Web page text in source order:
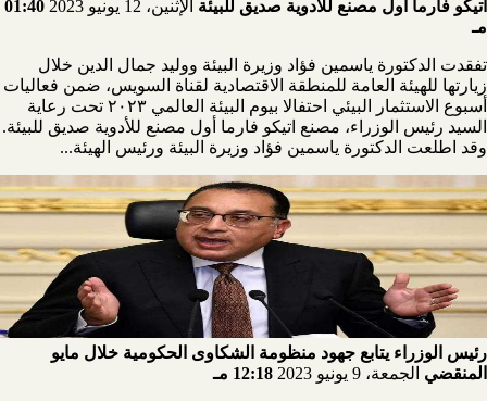
اتيكو فارما أول مصنع للأدوية صديق للبيئة الإثنين، 12 يونيو 2023
01:40
مـ
تفقدت الدكتورة ياسمين فؤاد وزيرة البيئة ووليد جمال الدين خلال
زيارتها للهيئة العامة للمنطقة الاقتصادية لقناة السويس، ضمن فعاليات
أسبوع الاستثمار البيئي احتفالا بيوم البيئة العالمي ٢٠٢٣ تحت رعاية
السيد رئيس الوزراء، مصنع اتيكو فارما أول مصنع للأدوية صديق للبيئة.
وقد اطلعت الدكتورة ياسمين فؤاد وزيرة البيئة ورئيس الهيئة...
رئيس الوزراء يتابع جهود منظومة الشكاوى الحكومية خلال مايو
المنقضي الجمعة، 9 يونيو 2023 12:18 مـ